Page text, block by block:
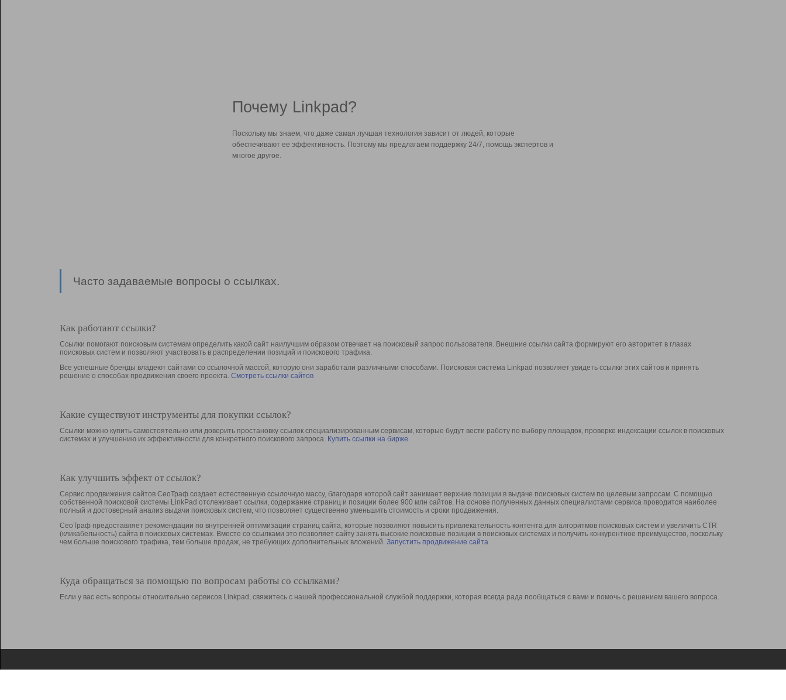
Почему Linkpad?
Поскольку мы знаем, что даже самая лучшая технология зависит от людей, которые
обеспечивают ее эффективность. Поэтому мы предлагаем поддержку 24/7, помощь экспертов и
многое другое.
Часто задаваемые вопросы о ссылках.
Как работают ссылки?
Ссылки помогают поисковым системам определить какой сайт наилучшим образом отвечает на поисковый запрос пользователя. Внешние ссылки сайта формируют его авторитет в глазах
поисковых систем и позволяют участвовать в раcпределении позиций и поискового трафика.
Все успешные бренды владеют сайтами со ссылочной массой, которую они заработали различными способами. Поисковая система Linkpad позволяет увидеть ссылки этих сайтов и принять
решение о способах продвижения своего проекта. Смотреть ссылки сайтов
Какие существуют инструменты для покупки ссылок?
Ссылки можно купить самостоятельно или доверить простановку ссылок специализированным сервисам, которые будут вести работу по выбору площадок, проверке индексации ссылок в поисковых
системах и улучшению их эффективности для конкретного поискового запроса. Купить ссылки на бирже
Как улучшить эффект от ссылок?
Сервис продвижения сайтов СеоТраф создает естественную ссылочную массу, благодаря которой сайт занимает верхние позиции в выдаче поисковых систем по целевым запросам. С помощью
собственной поисковой системы LinkPad отслеживает ссылки, содержание страниц и позиции более 900 млн сайтов. На основе полученных данных специалистами сервиса проводится наиболее
полный и достоверный анализ выдачи поисковых систем, что позволяет существенно уменьшить стоимость и сроки продвижения.
СеоТраф предоставляет рекомендации по внутренней оптимизации страниц сайта, которые позволяют повысить привлекательность контента для алгоритмов поисковых систем и увеличить CTR
(кликабельность) сайта в поисковых системах. Вместе со ссылками это позволяет сайту занять высокие поисковые позиции в поисковых системах и получить конкурентное преимущество, поскольку
чем больше поискового трафика, тем больше продаж, не требующих дополнительных вложений. Запустить продвижение сайта
Куда обращаться за помощью по вопросам работы со ссылками?
Если у вас есть вопросы относительно сервисов Linkpad, свяжитесь с нашей профессиональной службой поддержки, которая всегда рада пообщаться с вами и помочь с решением вашего вопроса.